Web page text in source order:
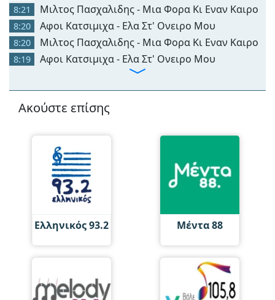
8:21 Μιλτος Πασχαλιδης - Μια Φορα Κι Εναν Καιρο
8:20 Αφοι Κατσιμιχα - Ελα Στ' Ονειρο Μου
8:20 Μιλτος Πασχαλιδης - Μια Φορα Κι Εναν Καιρο
8:19 Αφοι Κατσιμιχα - Ελα Στ' Ονειρο Μου
Ακούστε επίσης
Ελληνικός 93.2 Μέντα 88